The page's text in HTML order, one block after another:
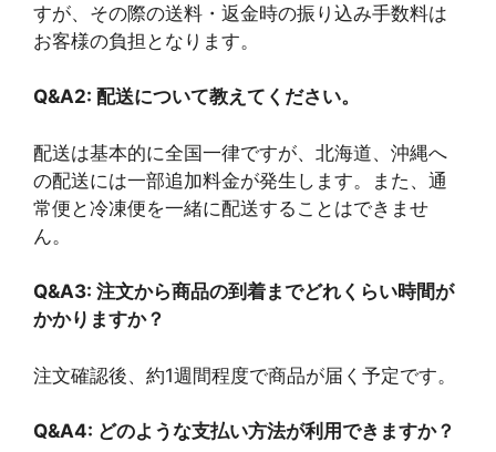
すが、その際の送料・返金時の振り込み手数料は
お客様の負担となります。
Q&A2: 配送について教えてください。
配送は基本的に全国一律ですが、北海道、沖縄へ
の配送には一部追加料金が発生します。また、通
常便と冷凍便を一緒に配送することはできませ
ん。
Q&A3: 注文から商品の到着までどれくらい時間が
かかりますか？
注文確認後、約1週間程度で商品が届く予定です。
Q&A4: どのような支払い方法が利用できますか？